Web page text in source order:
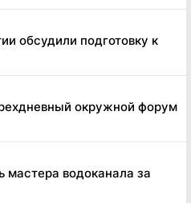
обсудили подготовку к
окружной форум
мастера водоканала за